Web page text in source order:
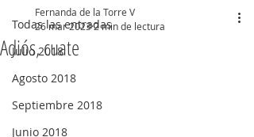
Todas las entradas
Julio 2018
Agosto 2018
Septiembre 2018
Junio 2018
Adiós, cuate
Fernanda de la Torre V
26 mar 20232 min de lectura